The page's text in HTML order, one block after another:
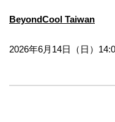
BeyondCool Taiwan
2026年6月14日（日）